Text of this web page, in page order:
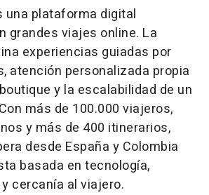
una plataforma digital
grandes viajes online. La
experiencias guiadas por
atención personalizada propia
y la escalabilidad de un
más de 100.000 viajeros,
y más de 400 itinerarios,
desde España y Colombia
basada en tecnología,
cercanía al viajero.